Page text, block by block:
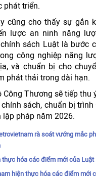
phát triển.
cũng cho thấy sự gắn
lược an ninh năng
sách Luật là bước
công nghiệp năng
và chuẩn bị cho
phát thải trong dài hạn.
Công Thương sẽ tiếp thu
sách, chuẩn bị trình
lập pháp năm 2026.
rà soát vướng mắc
thực hóa các điểm mới của Luật
hiện thực hóa các điểm mới